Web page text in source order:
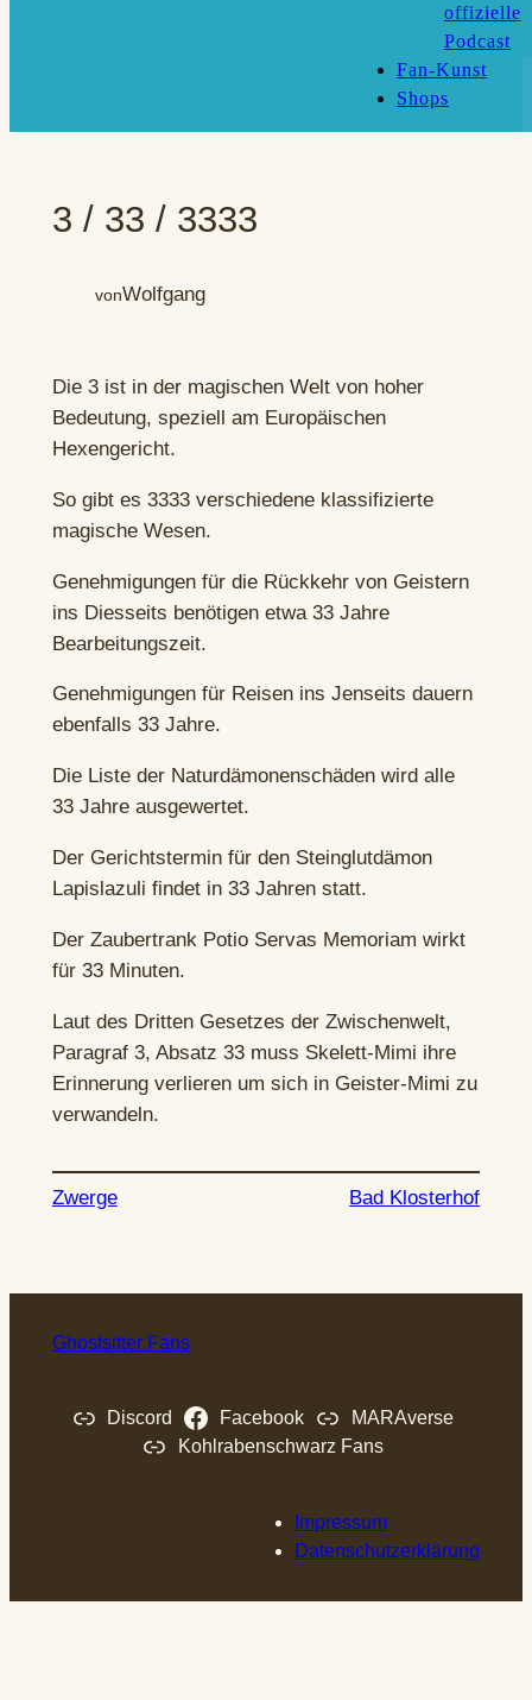
offizielle
Podcast
Fan-Kunst
Shops
3 / 33 / 3333
vonWolfgang
Die 3 ist in der magischen Welt von hoher
Bedeutung, speziell am Europäischen
Hexengericht.
So gibt es 3333 verschiedene klassifizierte
magische Wesen.
Genehmigungen für die Rückkehr von Geistern
ins Diesseits benötigen etwa 33 Jahre
Bearbeitungszeit.
Genehmigungen für Reisen ins Jenseits dauern
ebenfalls 33 Jahre.
Die Liste der Naturdämonenschäden wird alle
33 Jahre ausgewertet.
Der Gerichtstermin für den Steinglutdämon
Lapislazuli findet in 33 Jahren statt.
Der Zaubertrank Potio Servas Memoriam wirkt
für 33 Minuten.
Laut des Dritten Gesetzes der Zwischenwelt,
Paragraf 3, Absatz 33 muss Skelett-Mimi ihre
Erinnerung verlieren um sich in Geister-Mimi zu
verwandeln.
Zwerge Bad Klosterhof
Ghostsitter Fans
Discord Facebook
MARAverse
Kohlrabenschwarz Fans
Impressum
Datenschutzerklärung